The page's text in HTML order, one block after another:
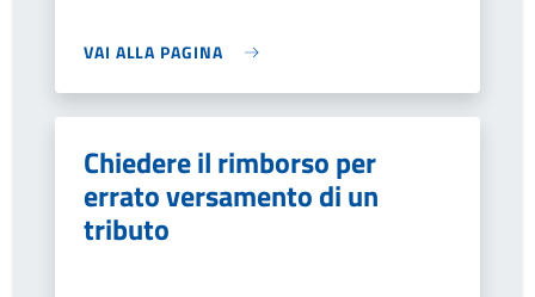
VAI ALLA PAGINA
Chiedere il rimborso per
errato versamento di un
tributo